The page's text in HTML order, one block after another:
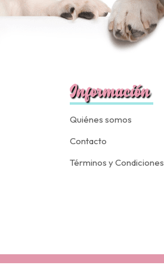
Información
Quiénes somos
Contacto
Términos y Condiciones